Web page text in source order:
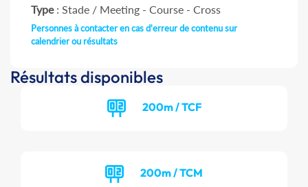
Type: Stade / Meeting - Course - Cross
Personnes à contacter en cas d'erreur de contenu sur
calendrier ou résultats
Résultats disponibles
200m / TCF
200m / TCM